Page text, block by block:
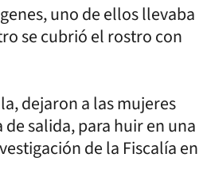
uno de ellos llevaba
se cubrió el rostro con
dejaron a las mujeres
salida, para huir en una
de la Fiscalía en